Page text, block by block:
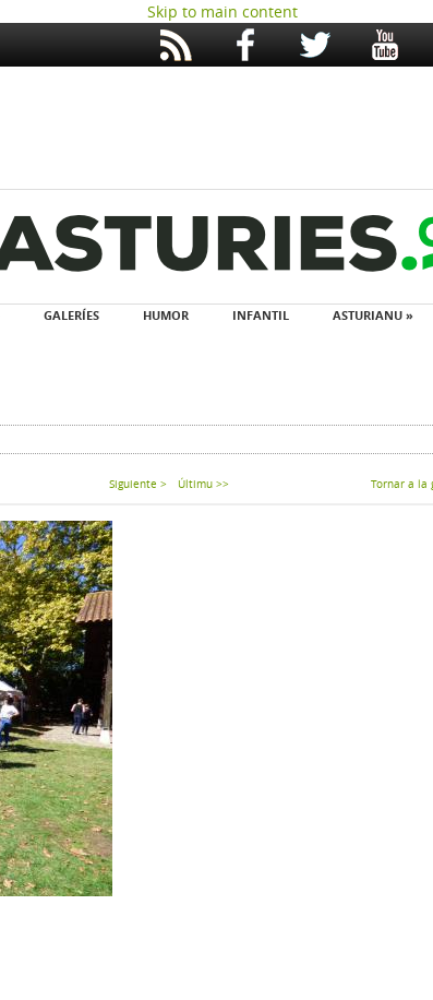
Skip to main content
GALERÍES HUMOR INFANTIL ASTURIANU »
Siguiente > Últimu >> Tornar a la